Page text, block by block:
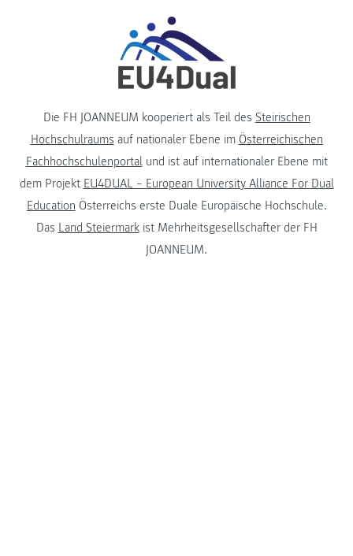
Die FH JOANNEUM kooperiert als Teil des Steirischen
Hochschulraums auf nationaler Ebene im Österreichischen
Fachhochschulenportalund ist auf internationaler Ebene mit
dem Projekt EU4DUAL – European University Alliance For Dual
Education Österreichs erste Duale Europäische Hochschule.
Das Land Steiermarkist Mehrheitsgesellschafter der FH
JOANNEUM.